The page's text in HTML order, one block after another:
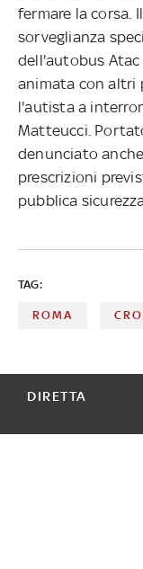
fermare la corsa.
sorveglianza
dell'autobus Atac
animata con altri
l'autista a
Matteucci.
denunciato
prescrizioni
pubblica
TAG:
ROMA
DIRETTA